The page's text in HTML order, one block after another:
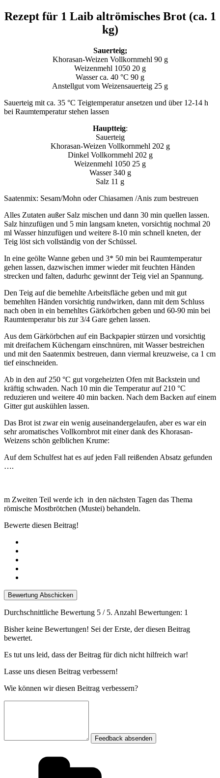
Rezept für 1 Laib altrömisches Brot (ca. 1
kg)
Sauerteig;
Khorasan-Weizen Vollkornmehl 90 g
Weizenmehl 1050 20 g
Wasser ca. 40 °C 90 g
Anstellgut vom Weizensauerteig 25 g
Sauerteig mit ca. 35 °C Teigtemperatur ansetzen und über 12-14 h
bei Raumtemperatur stehen lassen
Hauptteig:
Sauerteig
Khorasan-Weizen Vollkornmehl 202 g
Dinkel Vollkornmehl 202 g
Weizenmehl 1050 25 g
Wasser 340 g
Salz 11 g
Saatenmix: Sesam/Mohn oder Chiasamen /Anis zum bestreuen
Alles Zutaten außer Salz mischen und dann 30 min quellen lassen.
Salz hinzufügen und 5 min langsam kneten, vorsichtig nochmal 20
ml Wasser hinzufügen und weitere 8-10 min schnell kneten, der
Teig löst sich vollständig von der Schüssel.
In eine geölte Wanne geben und 3* 50 min bei Raumtemperatur
gehen lassen, dazwischen immer wieder mit feuchten Händen
strecken und falten, dadurhc gewinnt der Teig viel an Spannung.
Den Teig auf die bemehlte Arbeitsfläche geben und mit gut
bemehlten Händen vorsichtig rundwirken, dann mit dem Schluss
nach oben in ein bemehltes Gärkörbchen geben und 60-90 min bei
Raumtemperatur bis zur 3/4 Gare gehen lassen.
Aus dem Gärkörbchen auf ein Backpapier stürzen und vorsichtig
mit dreifachem Küchengarn einschnüren, mit Wasser bestreichen
und mit den Saatenmix bestreuen, dann viermal kreuzweise, ca 1 cm
tief einschneiden.
Ab in den auf 250 °C gut vorgeheizten Ofen mit Backstein und
kräftig schwaden. Nach 10 min die Temperatur auf 210 °C
reduzieren und weitere 40 min backen. Nach dem Backen auf einem
Gitter gut auskühlen lassen.
Das Brot ist zwar ein wenig auseinandergelaufen, aber es war ein
sehr aromatisches Vollkornbrot mit einer dank des Khorasan-
Weizens schön gelblichen Krume:
Auf dem Schulfest hat es auf jeden Fall reißenden Absatz gefunden
….
m Zweiten Teil werde ich in den nächsten Tagen das Thema
römische Mostbrötchen (Mustei) behandeln.
Bewerte diesen Beitrag!
Bewertung Abschicken
Durchschnittliche Bewertung 5 / 5. Anzahl Bewertungen: 1
Bisher keine Bewertungen! Sei der Erste, der diesen Beitrag
bewertet.
Es tut uns leid, dass der Beitrag für dich nicht hilfreich war!
Lasse uns diesen Beitrag verbessern!
Wie können wir diesen Beitrag verbessern?
Feedback absenden